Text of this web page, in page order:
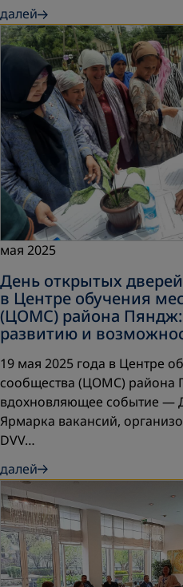
далей
мая 2025
День открытых
в Центре обучения
(ЦОМС) района Пяндж:
развитию и
19 мая 2025 года в Центре
сообщества (ЦОМС) района
вдохновляющее событие —
Ярмарка вакансий,
DVV…
далей